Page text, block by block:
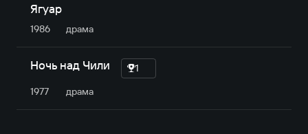
Ягуар
1986 драма
Ночь над Чили
1
1977
драма